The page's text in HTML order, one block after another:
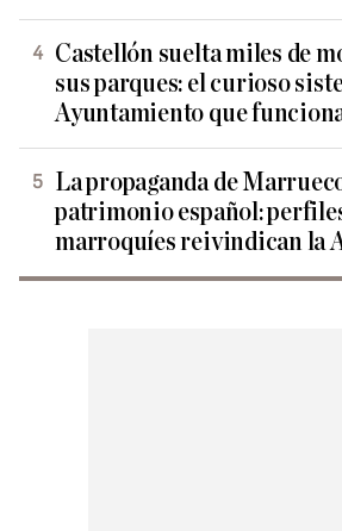
Castellón suelta miles de
sus parques: el curioso
Ayuntamiento que
La propaganda de
patrimonio español:
marroquíes reivindican la